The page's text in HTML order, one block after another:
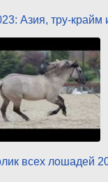
Азия, тру-крайм
всех лошадей